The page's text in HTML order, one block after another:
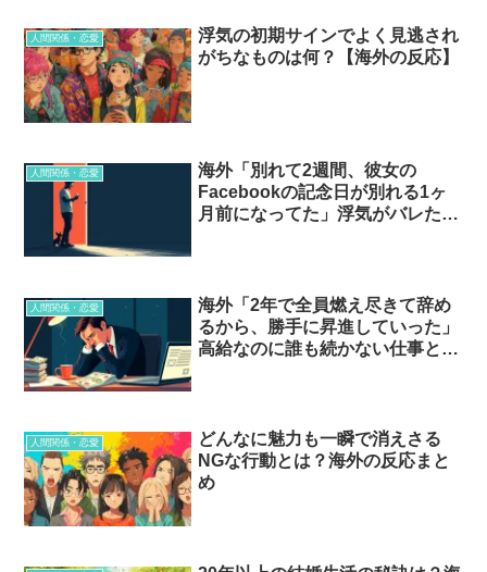
人間関係・恋愛
浮気の初期サインでよく見逃され
がちなものは何？【海外の反応】
人間関係・恋愛
海外「別れて2週間、彼女の
Facebookの記念日が別れる1ヶ
月前になってた」浮気がバレた瞬
人間関係・恋愛
海外「2年で全員燃え尽きて辞め
るから、勝手に昇進していった」
高給なのに誰も続かない仕事と
人間関係・恋愛
どんなに魅力も一瞬で消えさる
NGな行動とは？海外の反応まと
め